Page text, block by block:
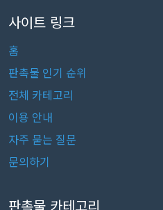
사이트 링크
홈
판촉물 인기 순위
전체 카테고리
이용 안내
자주 묻는 질문
문의하기
판촉물 카테고리